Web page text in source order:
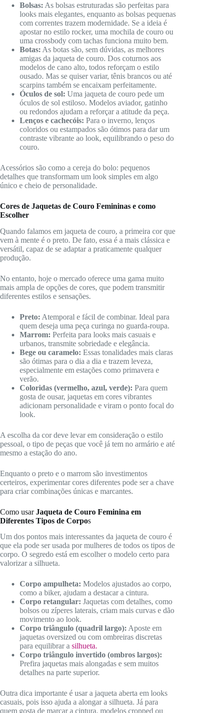
Bolsas: As bolsas estruturadas são perfeitas para
looks mais elegantes, enquanto as bolsas pequenas
com correntes trazem modernidade. Se a ideia é
apostar no estilo rocker, uma mochila de couro ou
uma crossbody com tachas funciona muito bem.
Botas: As botas são, sem dúvidas, as melhores
amigas da jaqueta de couro. Dos coturnos aos
modelos de cano alto, todos reforçam o estilo
ousado. Mas se quiser variar, tênis brancos ou até
scarpins também se encaixam perfeitamente.
Óculos de sol: Uma jaqueta de couro pede um
óculos de sol estiloso. Modelos aviador, gatinho
ou redondos ajudam a reforçar a atitude da peça.
Lenços e cachecóis: Para o inverno, lenços
coloridos ou estampados são ótimos para dar um
contraste vibrante ao look, equilibrando o peso do
couro.
Acessórios são como a cereja do bolo: pequenos
detalhes que transformam um look simples em algo
único e cheio de personalidade.
Cores de Jaquetas de Couro Femininas e como
Escolher
Quando falamos em jaqueta de couro, a primeira cor que
vem à mente é o preto. De fato, essa é a mais clássica e
versátil, capaz de se adaptar a praticamente qualquer
produção.
No entanto, hoje o mercado oferece uma gama muito
mais ampla de opções de cores, que podem transmitir
diferentes estilos e sensações.
Preto: Atemporal e fácil de combinar. Ideal para
quem deseja uma peça curinga no guarda-roupa.
Marrom: Perfeita para looks mais casuais e
urbanos, transmite sobriedade e elegância.
Bege ou caramelo: Essas tonalidades mais claras
são ótimas para o dia a dia e trazem leveza,
especialmente em estações como primavera e
verão.
Coloridas (vermelho, azul, verde): Para quem
gosta de ousar, jaquetas em cores vibrantes
adicionam personalidade e viram o ponto focal do
look.
A escolha da cor deve levar em consideração o estilo
pessoal, o tipo de peças que você já tem no armário e até
mesmo a estação do ano.
Enquanto o preto e o marrom são investimentos
certeiros, experimentar cores diferentes pode ser a chave
para criar combinações únicas e marcantes.
Como usarJaqueta de Couro Feminina em
Diferentes Tipos de Corpos
Um dos pontos mais interessantes da jaqueta de couro é
que ela pode ser usada por mulheres de todos os tipos de
corpo. O segredo está em escolher o modelo certo para
valorizar a silhueta.
Corpo ampulheta: Modelos ajustados ao corpo,
como a biker, ajudam a destacar a cintura.
Corpo retangular: Jaquetas com detalhes, como
bolsos ou zíperes laterais, criam mais curvas e dão
movimento ao look.
Corpo triângulo (quadril largo): Aposte em
jaquetas oversized ou com ombreiras discretas
para equilibrar a silhueta.
Corpo triângulo invertido (ombros largos):
Prefira jaquetas mais alongadas e sem muitos
detalhes na parte superior.
Outra dica importante é usar a jaqueta aberta em looks
casuais, pois isso ajuda a alongar a silhueta. Já para
quem gosta de marcar a cintura, modelos cropped ou